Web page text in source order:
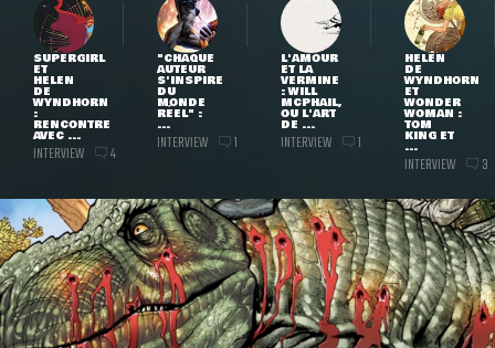
SUPERGIRL
ET
HELEN
DE
WYNDHORN
:
RENCONTRE
AVEC ...
INTERVIEW 4
"CHAQUE
AUTEUR
S'INSPIRE
DU
MONDE
RÉEL" :
...
INTERVIEW 1
L'AMOUR
ET LA
VERMINE
: WILL
MCPHAIL,
OU L'ART
DE ...
INTERVIEW 1
HELEN
DE
WYNDHORN
ET
WONDER
WOMAN :
TOM
KING ET
...
INTERVIEW 3